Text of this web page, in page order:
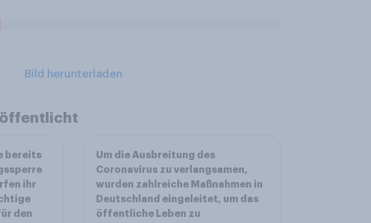
Bild herunterladen
bereits
ihr
den
Um die Ausbreitung des
Coronavirus zu verlangsamen,
wurden zahlreiche Maßnahmen in
Deutschland eingeleitet, um das
öffentliche Leben zu